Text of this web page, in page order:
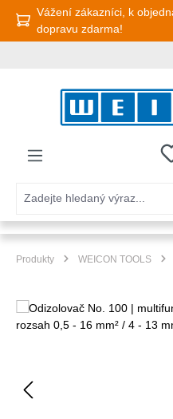
Přejít na hlavní obsah
Vážení zákazníci, k
dopravu zdarma!
Produkty WEICON TOOLS
Přeskočit galerii obrázků